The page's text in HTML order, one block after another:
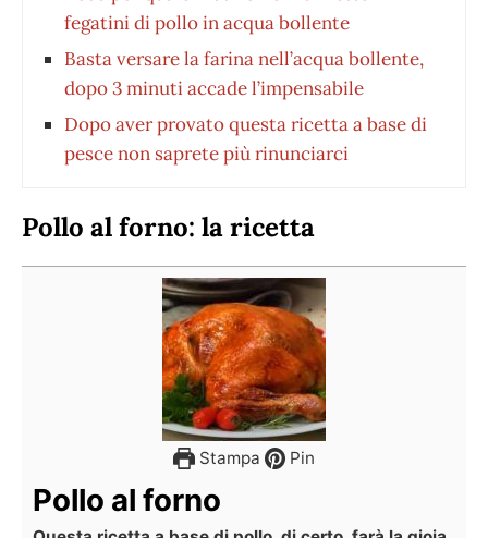
fegatini di pollo in acqua bollente
Basta versare la farina nell’acqua bollente,
dopo 3 minuti accade l’impensabile
Dopo aver provato questa ricetta a base di
pesce non saprete più rinunciarci
Pollo al forno: la ricetta
Stampa Pin
Pollo al forno